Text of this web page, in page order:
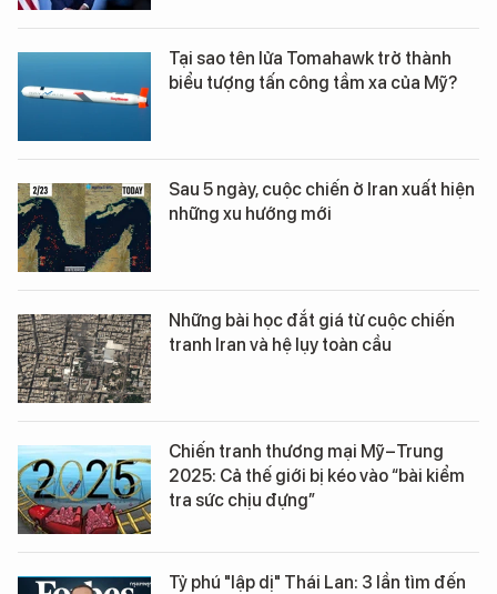
Tại sao tên lửa Tomahawk trở thành
biểu tượng tấn công tầm xa của Mỹ?
Sau 5 ngày, cuộc chiến ở Iran xuất hiện
những xu hướng mới
Những bài học đắt giá từ cuộc chiến
tranh Iran và hệ lụy toàn cầu
Chiến tranh thương mại Mỹ–Trung
2025: Cả thế giới bị kéo vào “bài kiểm
tra sức chịu đựng”
Tỷ phú "lập dị" Thái Lan: 3 lần tìm đến